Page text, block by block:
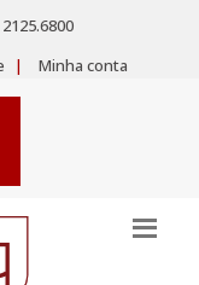
| Minha conta